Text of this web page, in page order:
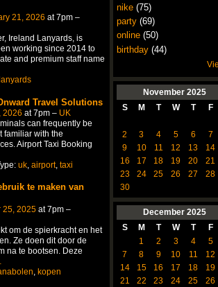
21, 2026 at 7pm –
Ireland Lanyards, is
working since 2014 to
and premium staff name
lanyards
Travel Solutions
2026 at 7pm – UK
can frequently be
familiar with the
Airport Taxi Booking
uk, airport, taxi
te maken van
25, 2025at 7pm –
om de spierkracht en het
Ze doen dit door de
na te bootsen. Deze
, kopen
nike(75)
party(69)
online(50)
birthday(44)
November 2025
S
M T W T F
2
3 4 5 6 7
9
10 11 12 13 14
16
17 18 19 20 21
23
24 25 26 27 28
30
December 2025
S
M T W T F
1
2 3 4 5
7
8 9 10 11 12
14
15 16 17 18 19
21
22 23 24 25 26